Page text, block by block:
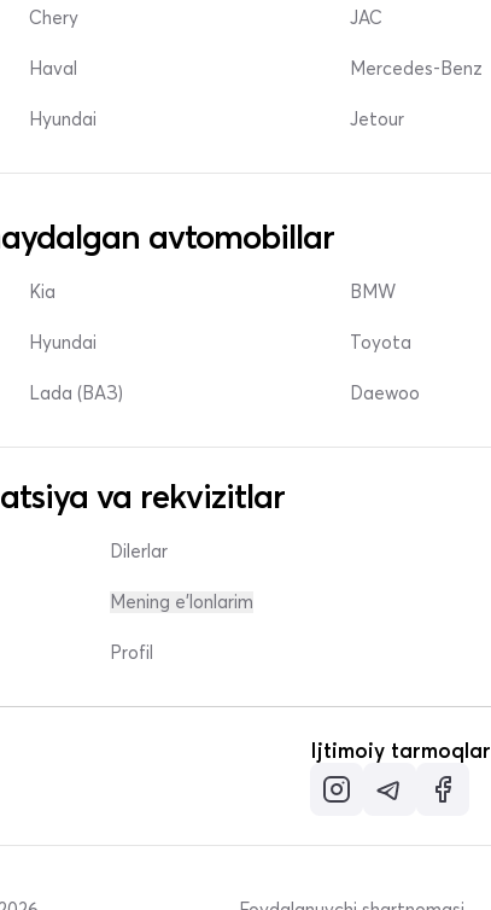
Chery
Haval
Hyundai
JAC
Mercedes-Benz
Jetour
avtomobillar
Kia
Hyundai
Lada (ВАЗ)
BMW
Toyota
Daewoo
va rekvizitlar
Dilerlar
Mening e'lonlarim
Profil
Ijtimoiy tarmoqlar